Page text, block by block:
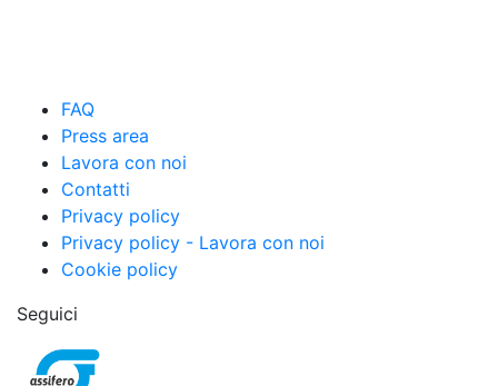
FAQ
Press area
Lavora con noi
Contatti
Privacy policy
Privacy policy - Lavora con noi
Cookie policy
Seguici